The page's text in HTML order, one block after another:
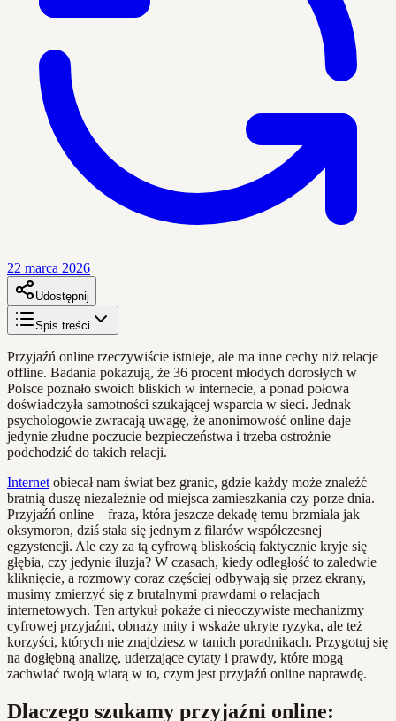
22 marca 2026
Udostępnij
Spis treści
Przyjaźń online rzeczywiście istnieje, ale ma inne cechy niż relacje
offline. Badania pokazują, że 36 procent młodych dorosłych w
Polsce poznało swoich bliskich w internecie, a ponad połowa
doświadczyła samotności szukającej wsparcia w sieci. Jednak
psychologowie zwracają uwagę, że anonimowość online daje
jedynie złudne poczucie bezpieczeństwa i trzeba ostrożnie
podchodzić do takich relacji.
Internet obiecał nam świat bez granic, gdzie każdy może znaleźć
bratnią duszę niezależnie od miejsca zamieszkania czy porze dnia.
Przyjaźń online – fraza, która jeszcze dekadę temu brzmiała jak
oksymoron, dziś stała się jednym z filarów współczesnej
egzystencji. Ale czy za tą cyfrową bliskością faktycznie kryje się
głębia, czy jedynie iluzja? W czasach, kiedy odległość to zaledwie
kliknięcie, a rozmowy coraz częściej odbywają się przez ekrany,
musimy zmierzyć się z brutalnymi prawdami o relacjach
internetowych. Ten artykuł pokaże ci nieoczywiste mechanizmy
cyfrowej przyjaźni, obnaży mity i wskaże ukryte ryzyka, ale też
korzyści, których nie znajdziesz w tanich poradnikach. Przygotuj się
na dogłębną analizę, uderzające cytaty i prawdy, które mogą
zachwiać twoją wiarą w to, czym jest przyjaźń online naprawdę.
Dlaczego szukamy przyjaźni online: